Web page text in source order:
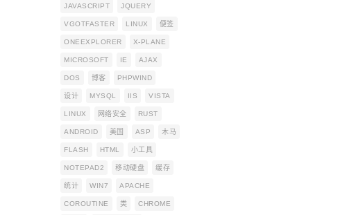
JAVASCRIPT JQUERY
VGOTFASTER LINUX 便签
ONEEXPLORER X-PLANE
MICROSOFT IE AJAX
DOS 博客 PHPWIND
设计 MYSQL IIS VISTA
LINUX 网络安全 RUST
ANDROID 美国 ASP 木马
FLASH HTML 小工具
NOTEPAD2 移动硬盘 缓存
统计 WIN7 APACHE
COROUTINE 类 CHROME